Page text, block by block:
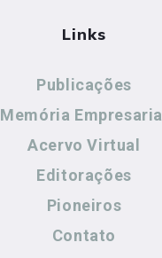
Links
Publicações
Memória Empresarial
Acervo Virtual
Editorações
Pioneiros
Contato